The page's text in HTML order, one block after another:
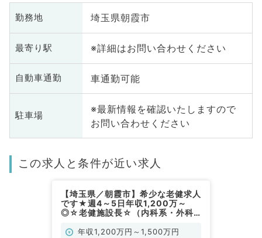
勤務地 埼玉県朝霞市
最寄り駅 ※詳細はお問い合わせください
自動車通勤 車通勤可能
駐車場
※最新情報を確認いたしますので
お問い合わせください
この求人と条件が近い求人
【埼玉県／朝霞市】希少な老健求人
です★週4～5日年収1,200万～
◎☆老健施設長☆（内科系・外科
年収1,200万円～1,500万円